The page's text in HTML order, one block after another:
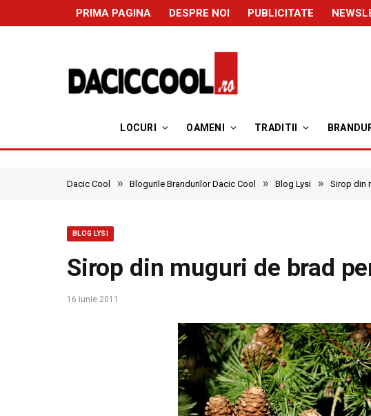
PRIMA PAGINA DESPRE NOI PUBLICITATE
LOCURI OAMENI TRADITII
Dacic Cool » Blogurile Brandurilor Dacic Cool » Blog Lysi » Sirop din
BLOG LYSI
Sirop din muguri de brad
16 iunie 2011